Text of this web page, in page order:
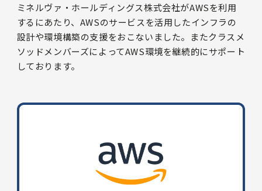
ミネルヴァ・ホールディングス株式会社がAWSを利用
するにあたり、AWSのサービスを活用したインフラの
設計や環境構築の支援をおこないました。またクラスメ
ソッドメンバーズによってAWS環境を継続的にサポート
しております。